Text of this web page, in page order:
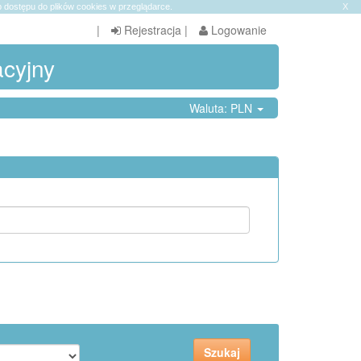
X
do plików cookies w przeglądarce.
| Rejestracja | Logowanie
Waluta: PLN